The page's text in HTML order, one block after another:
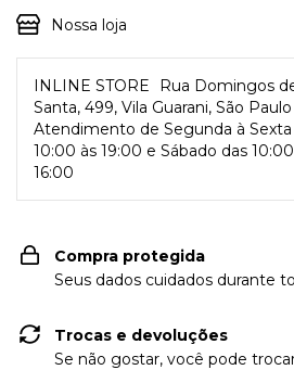
Nossa loja
INLINE STORE
Rua Domingos
Santa, 499, Vila Guarani, São
Atendimento de Segunda à Sexta
10:00 às 19:00 e Sábado das
16:00
Compra protegida
Seus dados cuidados durante
Trocas e devoluções
Se não gostar, você pode